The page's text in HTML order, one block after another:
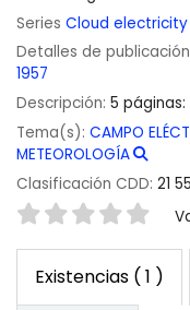
Series Cloud
Detalles de
1957
Descripción: 5
Tema(s): CAMPO
METEOROLOGÍA
Clasificación CDD: 21
Valoración
Existencias ( 1 )